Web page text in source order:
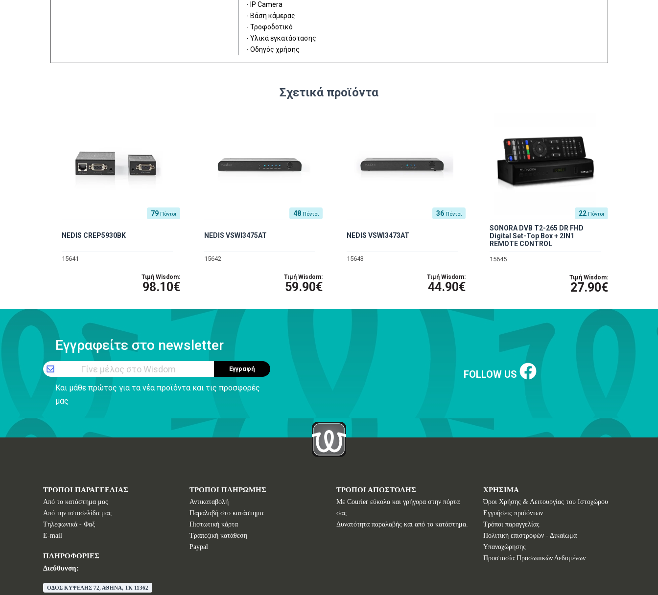
- IP Camera
- Βάση κάμερας
- Τροφοδοτικό
- Υλικά εγκατάστασης
- Οδηγός χρήσης
Σχετικά προϊόντα
79 Πόντοι
NEDIS CREP5930BK
15641
Τιμή Wisdom:
98.10€
48 Πόντοι
NEDIS VSWI3475AT
15642
Τιμή Wisdom:
59.90€
36 Πόντοι
NEDIS VSWI3473AT
15643
Τιμή Wisdom:
44.90€
22 Πόντοι
SONORA DVB T2-265 DR FHD
Digital Set-Top Box + 2IN1
REMOTE CONTROL
15645
Τιμή Wisdom:
27.90€
Εγγραφείτε στο newsletter
Γίνε μέλος στο Wisdom Εγγραφή
Και μάθε πρώτος για τα νέα προϊόντα και τις προσφορές
μας
FOLLOW US
ΤΡΟΠΟΙ ΠΑΡΑΓΓΕΛΙΑΣ
Από το κατάστημα μας
Από την ιστοσελίδα μας
Tηλεφωνικά - Φαξ
E-mail
ΠΛΗΡΟΦΟΡΙΕΣ
Διεύθυνση:
ΟΔΟΣ ΚΥΨΕΛΗΣ 72, ΑΘΗΝΑ, TK 11362
ΤΡΟΠΟΙ ΠΛΗΡΩΜΗΣ
Αντικαταβολή
Παραλαβή στο κατάστημα
Πιστωτική κάρτα
Τραπεζική κατάθεση
Paypal
ΤΡΟΠΟΙ ΑΠΟΣΤΟΛΗΣ
Με Courier εύκολα και γρήγορα στην πόρτα
σας.
Δυνατότητα παραλαβής και από το κατάστημα.
ΧΡΗΣΙΜΑ
Όροι Χρήσης & Λειτουργίας του Ιστοχώρου
Εγγυήσεις προϊόντων
Τρόποι παραγγελίας
Πολιτική επιστροφών - Δικαίωμα
Υπαναχώρησης
Προστασία Προσωπικών Δεδομένων